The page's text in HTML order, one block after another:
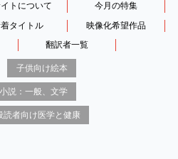
トについて
今月の特集
タイトル
映像化希望作品
翻訳者一覧
子供向け絵本
小説：一般、文学
読者向け医学と健康